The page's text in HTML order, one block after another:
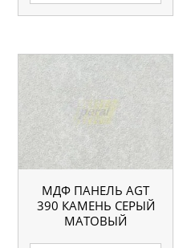
МДФ ПАНЕЛЬ AGT
390 КАМЕНЬ СЕРЫЙ
МАТОВЫЙ